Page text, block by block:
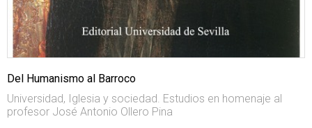
Del Humanismo al Barroco
Universidad, Iglesia y sociedad. Estudios en homenaje al
profesor José Antonio Ollero Pina